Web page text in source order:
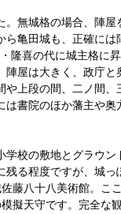
無城格の場合、陣屋
亀田城も、正確には
隆喜の代に城主格に
屋は大きく、政庁と
や上段の間、二ノ間、
書院のほか藩主や奥
校の敷地とグラウン
る程度ですが、城っ
藤八十八美術館。こ
擬天守です。完全な